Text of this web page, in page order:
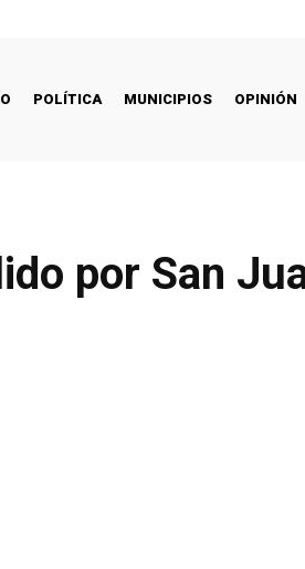
POLÍTICA MUNICIPIOS OPINIÓN
por San